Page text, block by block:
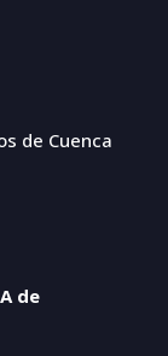
de Cuenca
de